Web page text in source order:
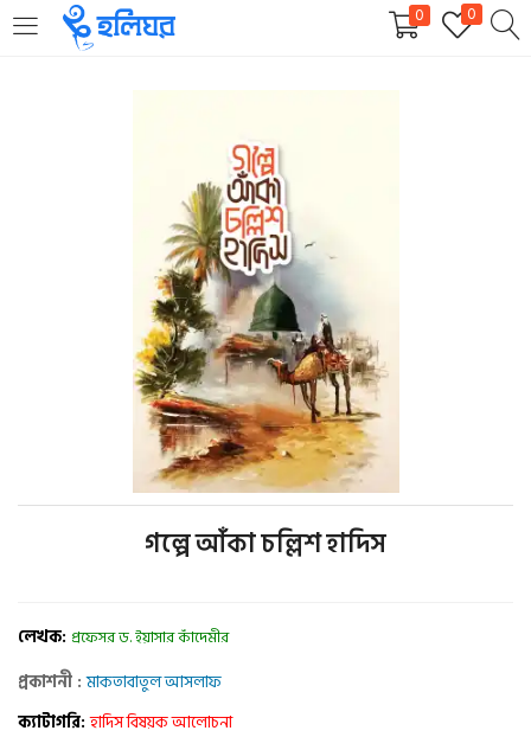
0 0
LOGIN REGISTER
Enter your username and password to login.
Remember me
Login
Lost password?
গল্পে আঁকা চল্লিশ হাদিস
লেখক: প্রফেসর ড. ইয়াসার কাঁদেমীর
প্রকাশনী :মাকতাবাতুল আসলাফ
ক্যাটাগরি:হাদিস বিষয়ক আলোচনা